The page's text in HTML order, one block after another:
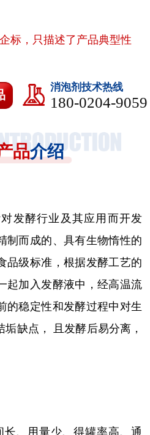
标，只描述了产品典型性
消泡剂技术热线
180-0204-9059
品介绍
发酵行业及其应用而开发
制而成的、具有生物惰性的
品级标准，根据发酵工艺的
起加入发酵液中，经高温流
的稳定性和发酵过程中对生
缺点，
且发酵后易分离，
、用量少、得罐率高、通